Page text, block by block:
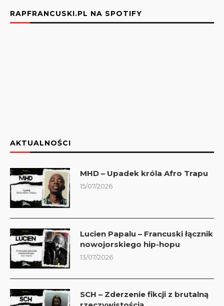
RAPFRANCUSKI.PL NA SPOTIFY
AKTUALNOŚCI
MHD – Upadek króla Afro Trapu
15/07/2026
Lucien Papalu – Francuski łącznik
nowojorskiego hip-hopu
13/07/2026
SCH – Zderzenie fikcji z brutalną